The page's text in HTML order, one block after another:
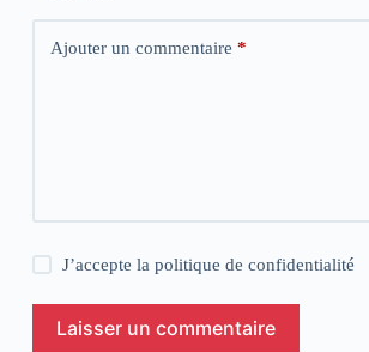
Ajouter un commentaire *
J’accepte lapolitique de confidentialité
Laisser un commentaire